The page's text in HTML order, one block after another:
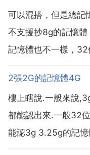
可以混搭，但是總記
不支援抄8g的記憶
記憶體也不一樣，
只是聽說，不是很清
騰 可以共用的 規格
2張2G的記憶體4G
樓上瞎說.一般來說
都能認出來.一般32
能認3g 3.25g的記憶